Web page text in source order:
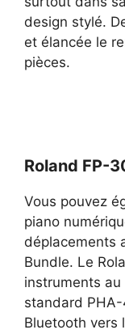
design stylé.
et élancée le
pièces.
Roland FP-
Vous pouvez
piano
déplacements
Bundle. Le
instruments
standard
Bluetooth vers